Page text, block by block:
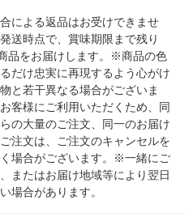
による返品はお受けできませ
送時点で、賞味期限まで残り
品をお届けします。※商品の色
だけ忠実に再現するよう心がけ
と若干異なる場合がございま
客様にご利用いただくため、同
の大量のご注文、同一のお届け
注文は、ご注文のキャンセルを
場合がございます。※一緒にご
またはお届け地域等により翌日
場合があります。